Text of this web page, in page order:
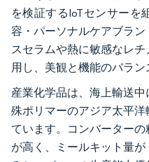
を検証するIoTセンサーを
容・パーソナルケアブラ
スセラムや熱に敏感なレ
用し、美観と機能のバラン
産業化学品は、海上輸送
殊ポリマーのアジア太平
ています。コンバーター
が高く、ミールキット量